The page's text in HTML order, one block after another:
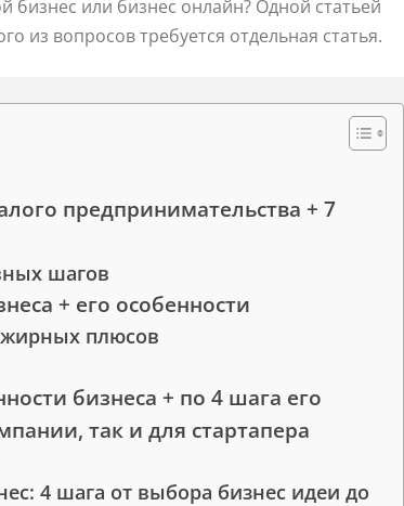
бизнес или бизнес онлайн? Одной статьей
из вопросов требуется отдельная статья.
предпринимательства + 7
шагов
+ его особенности
плюсов
бизнеса + по 4 шага его
так и для стартапера
4 шага от выбора бизнес идеи до